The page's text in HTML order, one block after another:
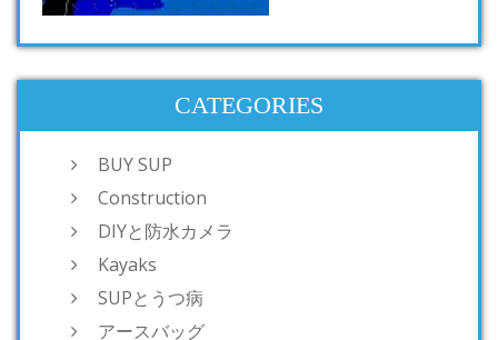
CATEGORIES
BUY SUP
Construction
DIYと防水カメラ
Kayaks
SUPとうつ病
アースバッグ